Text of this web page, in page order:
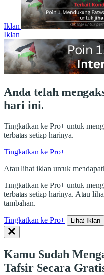
Iklan
Iklan
Anda telah
hari ini.
Tingkatkan ke Pro+ untuk
terbatas setiap harinya.
Tingkatkan ke Pro+
Atau lihat iklan untuk
Tingkatkan ke Pro+ untuk
terbatas setiap harinya. Atau
tambahan.
Tingkatkan ke Pro+ Lihat Iklan
Kamu Sudah
Tafsir Secara